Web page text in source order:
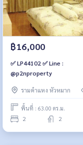
฿16,000
✅ LP44102 ✅ Line :
@p2nproperty
รามคำแหง หัวหมาก
พื้นที่ : 63.00 ตร.ม.
2 2